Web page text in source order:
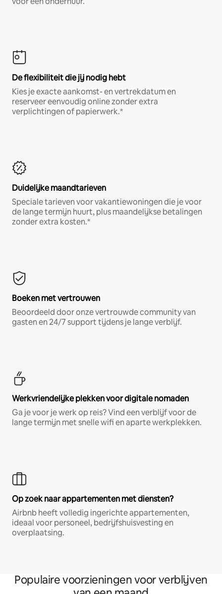
De flexibiliteit die jij nodig hebt
Kies je exacte aankomst- en vertrekdatum en
reserveer eenvoudig online zonder extra
verplichtingen of papierwerk.*
Duidelijke maandtarieven
Speciale tarieven voor vakantiewoningen die je voor
de lange termijn huurt, plus maandelijkse betalingen
zonder extra kosten.*
Boeken met vertrouwen
Beoordeeld door onze vertrouwde community van
gasten en 24/7 support tijdens je lange verblijf.
Werkvriendelijke plekken voor digitale nomaden
Ga je voor je werk op reis? Vind een verblijf voor de
lange termijn met snelle wifi en aparte werkplekken.
Op zoek naar appartementen met diensten?
Airbnb heeft volledig ingerichte appartementen,
ideaal voor personeel, bedrijfshuisvesting en
overplaatsing.
Populaire voorzieningen voor verblijven